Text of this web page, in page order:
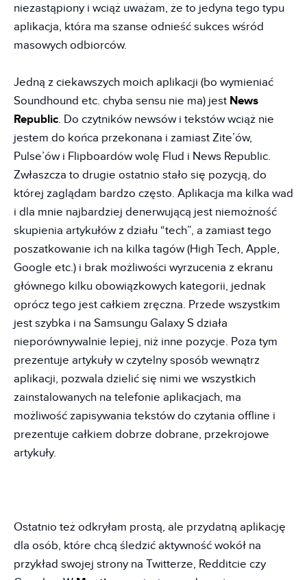
niezastąpiony i wciąż uważam, że to jedyna tego typu
aplikacja, która ma szanse odnieść sukces wśród
masowych odbiorców.
Jedną z ciekawszych moich aplikacji (bo wymieniać
Soundhound etc. chyba sensu nie ma) jest News
Republic. Do czytników newsów i tekstów wciąż nie
jestem do końca przekonana i zamiast Zite’ów,
Pulse’ów i Flipboardów wolę Flud i News Republic.
Zwłaszcza to drugie ostatnio stało się pozycją, do
której zaglądam bardzo często. Aplikacja ma kilka wad
i dla mnie najbardziej denerwującą jest niemożność
skupienia artykułów z działu “tech”, a zamiast tego
poszatkowanie ich na kilka tagów (High Tech, Apple,
Google etc.) i brak możliwości wyrzucenia z ekranu
głównego kilku obowiązkowych kategorii, jednak
oprócz tego jest całkiem zręczna. Przede wszystkim
jest szybka i na Samsungu Galaxy S działa
nieporównywalnie lepiej, niż inne pozycje. Poza tym
prezentuje artykuły w czytelny sposób wewnątrz
aplikacji, pozwala dzielić się nimi we wszystkich
zainstalowanych na telefonie aplikacjach, ma
możliwość zapisywania tekstów do czytania offline i
prezentuje całkiem dobrze dobrane, przekrojowe
artykuły.
Ostatnio też odkryłam prostą, ale przydatną aplikację
dla osób, które chcą śledzić aktywność wokół na
przykład swojej strony na Twitterze, Redditcie czy